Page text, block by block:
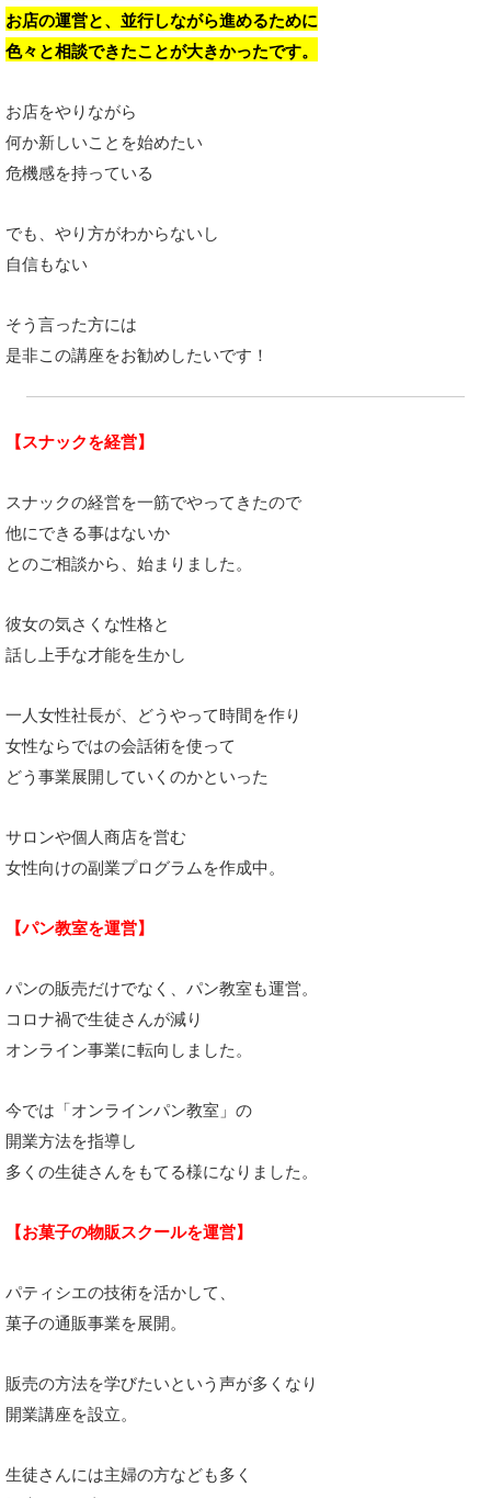
お店の運営と、並行しながら進めるために
色々と相談できたことが大きかったです。
お店をやりながら
何か新しいことを始めたい
危機感を持っている
でも、やり方がわからないし
自信もない
そう言った方には
是非この講座をお勧めしたいです！
【スナックを経営】
スナックの経営を一筋でやってきたので
他にできる事はないか
とのご相談から、 始まりました。
彼女の気さくな性格と
話し上手な才能を生かし
一人女性社長が、
どうやって時間を作り
女性ならではの会話術を使って
どう事業展開していくのかといった
サロンや個人商店を営む
女性向けの副業プログラムを作成中。
【パン教室を運営】
パンの販売だけでなく、パン教室も運営。
コロナ禍で生徒さんが減り
オンライン事業に転向しました。
今では「オンラインパン教室」の
開業方法を指導し
多くの生徒さんをもてる様になりました。
【お菓子の物販スクールを運営】
パティシエの技術を活かして、
菓子の通販事業を展開。
販売の方法を学びたいという声が多くなり
開業講座を設立。
生徒さんには主婦の方なども多く